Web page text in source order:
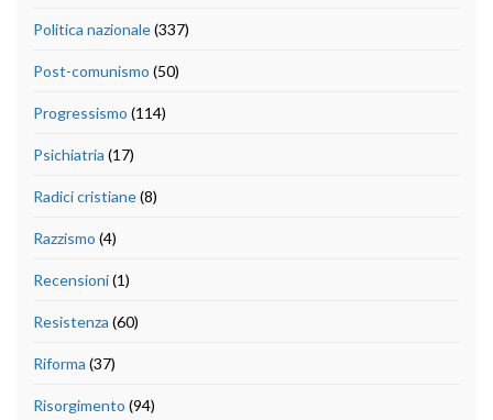
Politica nazionale(337)
Post-comunismo (50)
Progressismo (114)
Psichiatria (17)
Radici cristiane(8)
Razzismo (4)
Recensioni(1)
Resistenza (60)
Riforma (37)
Risorgimento (94)